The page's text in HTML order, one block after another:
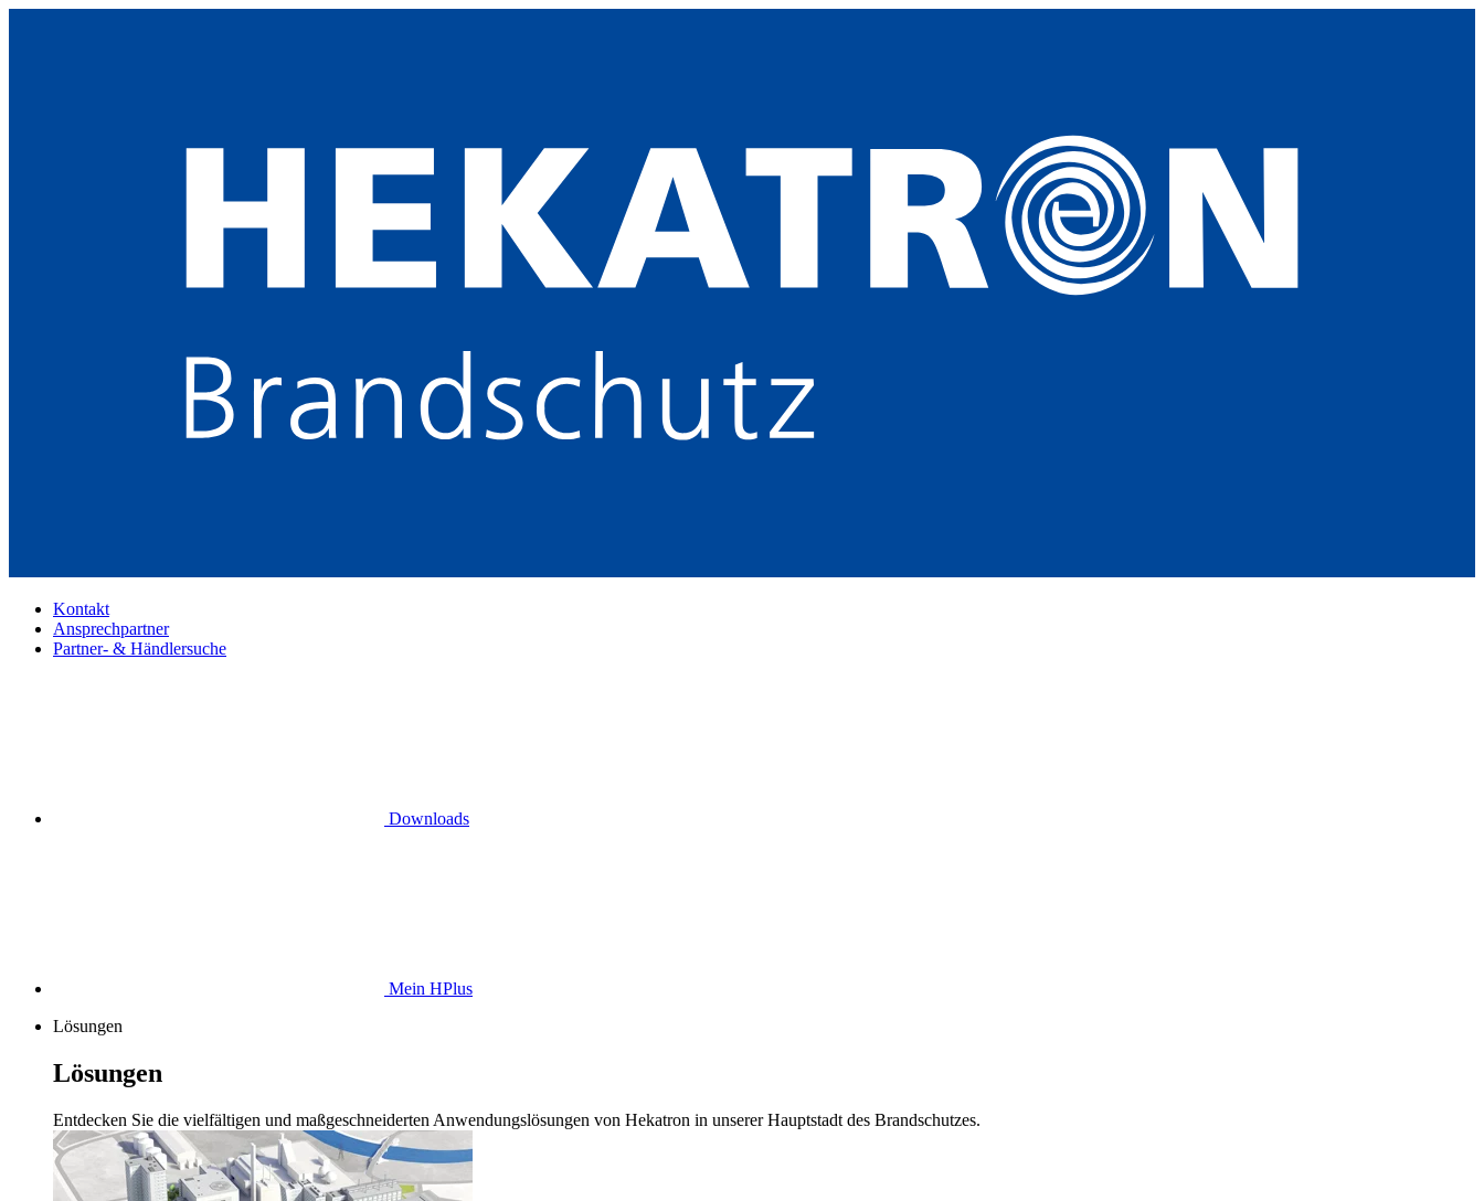
Kontakt
Ansprechpartner
Partner- & Händlersuche
Downloads
Mein HPlus
Lösungen
Lösungen
Entdecken Sie die vielfältigen und maßgeschneiderten Anwendungslösungen von Hekatron in unserer Hauptstadt des Brandschutzes.